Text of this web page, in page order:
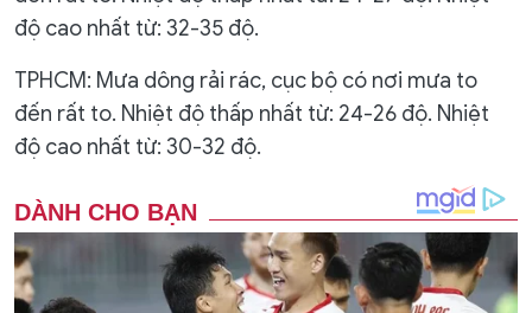
độ cao nhất từ: 32-35 độ.
TPHCM: Mưa dông rải rác, cục bộ có nơi mưa to
đến rất to. Nhiệt độ thấp nhất từ: 24-26 độ. Nhiệt
độ cao nhất từ: 30-32 độ.